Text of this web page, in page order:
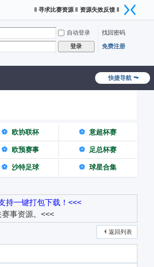
‖ 寻求比赛资源 ‖ 资源失效反馈 ‖
自动登录
找回密码
登录 免费注册
快捷导航
⚽ 欧协联杯 ⚽ 意超杯赛
⚽ 欧预赛事 ⚽ 足总杯赛
⚽ 沙特足球 ⚽ 球星合集
持一键打包下载！<<<
事资源。<<<
返回列表